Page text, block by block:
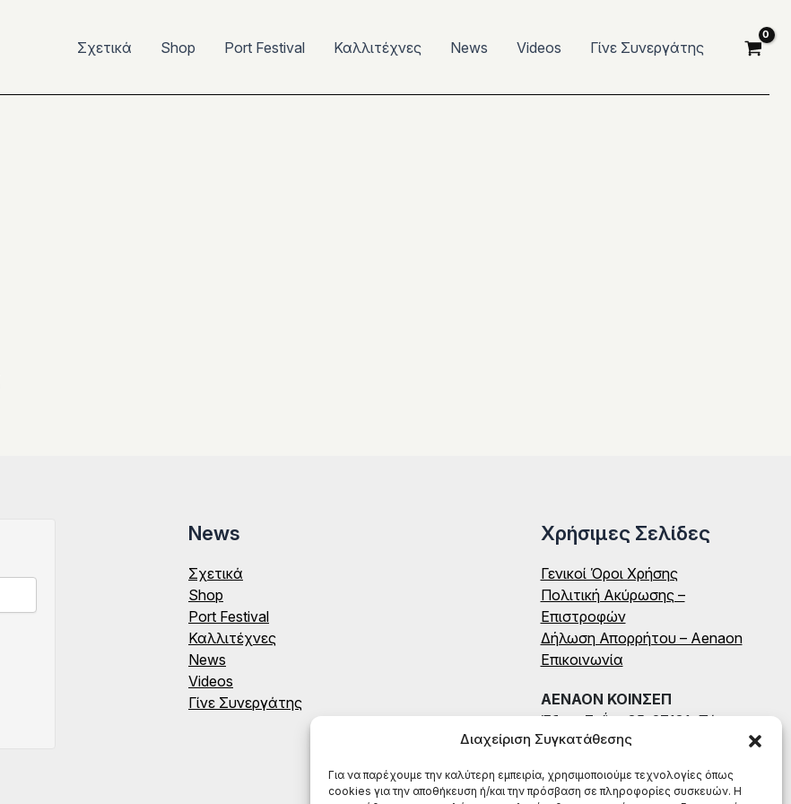
Διαχείριση Συγκατάθεσης
Για να παρέχουμε την καλύτερη εμπειρία, χρησιμοποιούμε τεχνολογίες όπως
cookies για την αποθήκευση ή/και την πρόσβαση σε πληροφορίες συσκευών. Η
Σχετικά Shop Port Festival Καλλιτέχνες News Videos Γίνε Συνεργάτης
News
Σχετικά
Shop
Port Festival
Καλλιτέχνες
News
Videos
Γίνε Συνεργάτης
Χρήσιμες Σελίδες
Γενικοί Όροι Χρήσης
Πολιτική Ακύρωσης –
Επιστροφών
Δήλωση Απορρήτου – Aenaon
Επικοινωνία
ΑΕΝΑΟΝ ΚΟΙΝΣΕΠ
Έδρα: Ζαΐμη 35, 27131, Πύργος
Ηλείας
ΤΗΛ: (+30) 698 199 8604